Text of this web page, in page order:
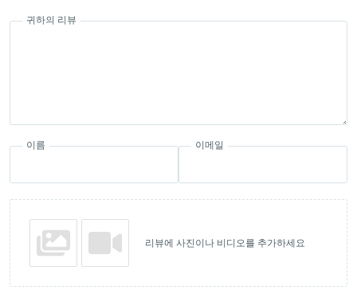
귀하의 리뷰
이름 이메일
리뷰에 사진이나 비디오를 추가하세요